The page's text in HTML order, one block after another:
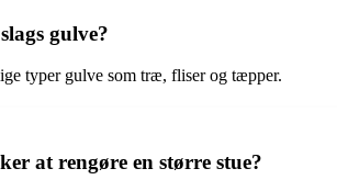
gulve?
typer gulve som træ, fliser og tæpper.
at rengøre en større stue?